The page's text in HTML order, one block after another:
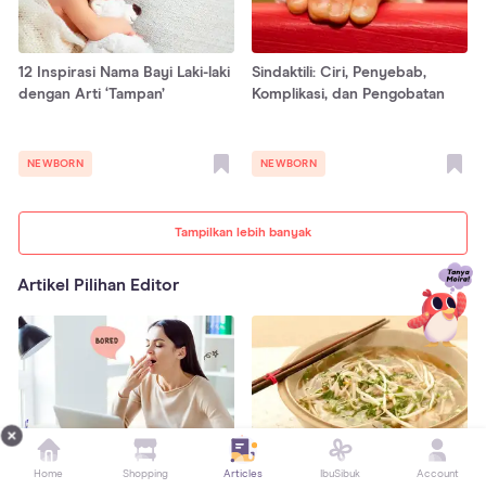
Tampilkan lebih banyak
12 Inspirasi Nama Bayi Laki-laki
dengan Arti ‘Tampan’
NEWBORN
Sindaktili: Ciri, Penyebab,
Komplikasi, dan Pengobatan
NEWBORN
Artikel Pilihan Editor
Home Shopping Articles IbuSibuk Account